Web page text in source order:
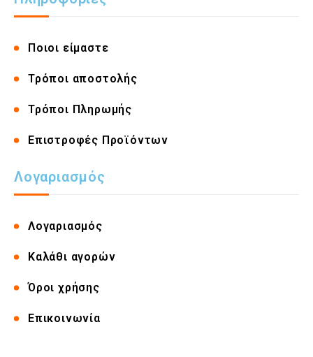
Ποιοι είμαστε
Τρόποι αποστολής
Τρόποι Πληρωμής
Επιστροφές Προϊόντων
Λογαριασμός
Λογαριασμός
Καλάθι αγορών
Όροι χρήσης
Επικοινωνία